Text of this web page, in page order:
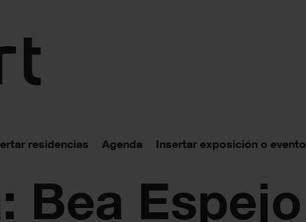
residencias Agenda Insertar exposición o evento
Bea Espejo